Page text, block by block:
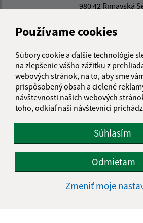
Používame cookies
Súbory cookie a ďalšie technológie
na zlepšenie vášho zážitku z
webových stránok, na to, aby sme
prispôsobený obsah a cielené
návštevnosti našich webových
toho, odkiaľ naši návštevníci
Súhlasím
Odmietam
Zmeniť moje
980 42 Rimavská
info@zador.sk
+421 475 592 121
IČO: 00649856